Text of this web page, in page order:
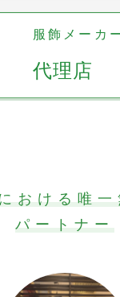
服飾メーカ
代理店
おける唯一
パートナー